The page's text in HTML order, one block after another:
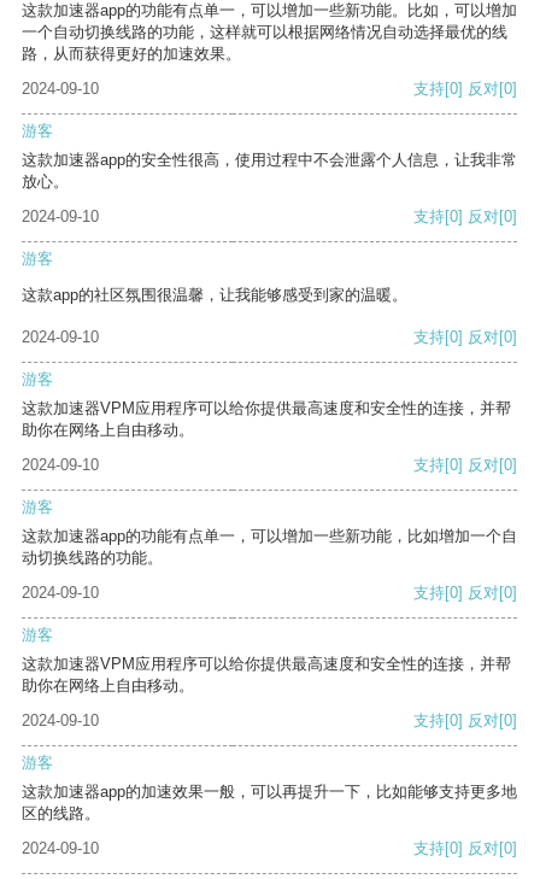
这款加速器app的功能有点单一，可以增加一些新功能。比如，可以增加
一个自动切换线路的功能，这样就可以根据网络情况自动选择最优的线
路，从而获得更好的加速效果。
2024-09-10
支持[0] 反对[0]
游客
这款加速器app的安全性很高，使用过程中不会泄露个人信息，让我非常
放心。
2024-09-10
支持[0] 反对[0]
游客
这款app的社区氛围很温馨，让我能够感受到家的温暖。
2024-09-10 支持[0] 反对[0]
游客
这款加速器VPM应用程序可以给你提供最高速度和安全性的连接，并帮
助你在网络上自由移动。
2024-09-10
支持[0] 反对[0]
游客
这款加速器app的功能有点单一，可以增加一些新功能，比如增加一个自
动切换线路的功能。
2024-09-10
支持[0] 反对[0]
游客
这款加速器VPM应用程序可以给你提供最高速度和安全性的连接，并帮
助你在网络上自由移动。
2024-09-10
支持[0] 反对[0]
游客
这款加速器app的加速效果一般，可以再提升一下，比如能够支持更多地
区的线路。
2024-09-10
支持[0] 反对[0]